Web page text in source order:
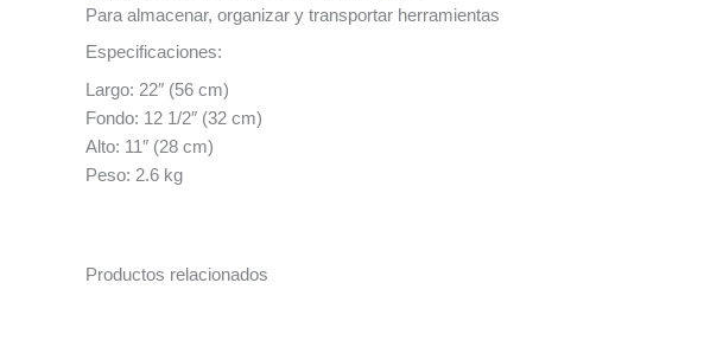
Para almacenar, organizar y transportar herramientas
Especificaciones:
Largo: 22″ (56 cm)
Fondo: 12 1/2″ (32 cm)
Alto: 11″ (28 cm)
Peso: 2.6 kg
Productos relacionados